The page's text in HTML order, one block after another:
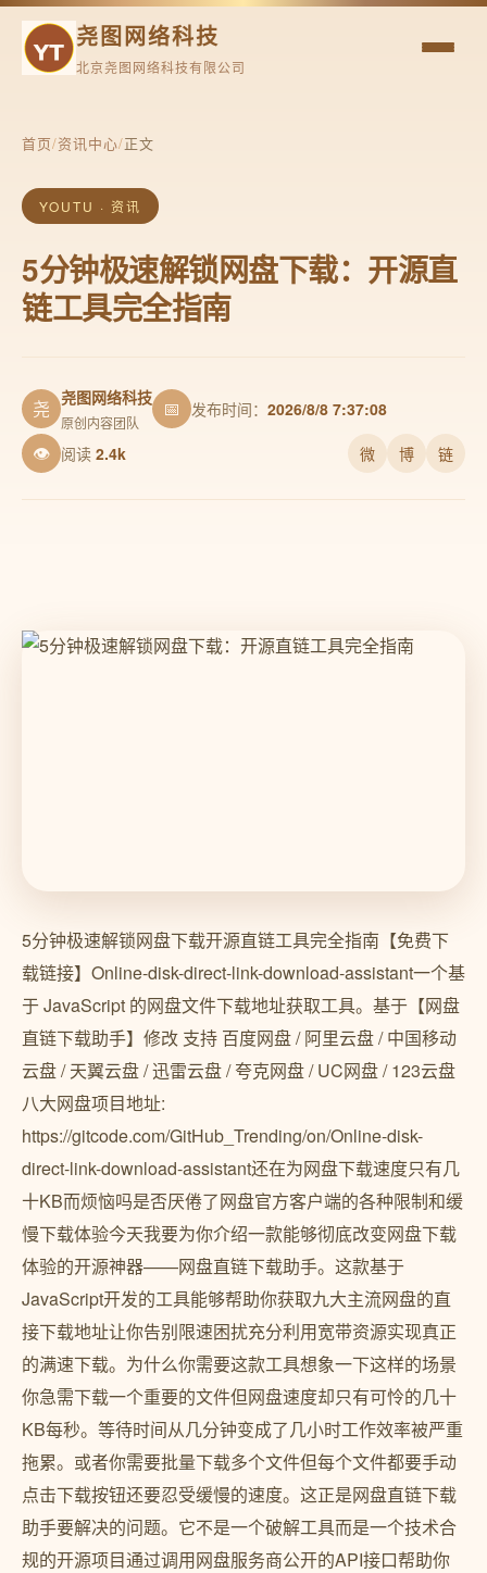
尧图网络科技
北京尧图网络科技有限公司
首页/资讯中心/正文
YOUTU · 资讯
5分钟极速解锁网盘下载：开源直
链工具完全指南
尧 尧图网络科技
原创内容团队
📅 发布时间： 2026/8/8 7:37:08
👁 阅读 2.4k 微 博 链
5分钟极速解锁网盘下载开源直链工具完全指南【免费下
载链接】Online-disk-direct-link-download-assistant一个基
于 JavaScript 的网盘文件下载地址获取工具。基于【网盘
直链下载助手】修改 支持 百度网盘 / 阿里云盘 / 中国移动
云盘 / 天翼云盘 / 迅雷云盘 / 夸克网盘 / UC网盘 / 123云盘
八大网盘项目地址:
https://gitcode.com/GitHub_Trending/on/Online-disk-
direct-link-download-assistant还在为网盘下载速度只有几
十KB而烦恼吗是否厌倦了网盘官方客户端的各种限制和缓
慢下载体验今天我要为你介绍一款能够彻底改变网盘下载
体验的开源神器——网盘直链下载助手。这款基于
JavaScript开发的工具能够帮助你获取九大主流网盘的直
接下载地址让你告别限速困扰充分利用宽带资源实现真正
的满速下载。为什么你需要这款工具想象一下这样的场景
你急需下载一个重要的文件但网盘速度却只有可怜的几十
KB每秒。等待时间从几分钟变成了几小时工作效率被严重
拖累。或者你需要批量下载多个文件但每个文件都要手动
点击下载按钮还要忍受缓慢的速度。这正是网盘直链下载
助手要解决的问题。它不是一个破解工具而是一个技术合
规的开源项目通过调用网盘服务商公开的API接口帮助你